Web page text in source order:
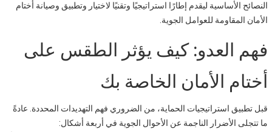
النصائح الأساسية ليقدم إطارًا استراتيجيًا وتقنيًا لاختيار وتطبيق وصيانة أختام
الأمان المقاومة للعوامل الجوية.
فهم العدو: كيف يؤثر الطقس على
أختام الأمان الخاصة بك
قبل تطبيق استراتيجيات الحماية، من الضروري فهم التهديدات المحددة. عادةً
ما تتجلى الأضرار الناجمة عن الأحوال الجوية في أربعة أشكال: